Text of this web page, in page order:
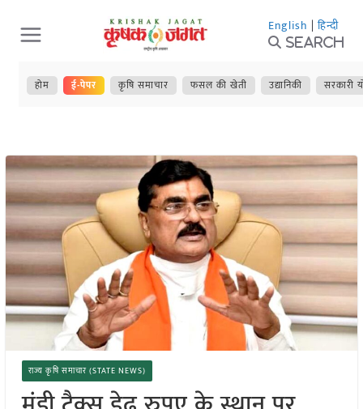
Skip
to
content
English | हिन्दी
Search
होम ई-पेपर कृषि समाचार फसल की खेती उद्यानिकी सरकारी
राज्य कृषि समाचार (STATE NEWS)